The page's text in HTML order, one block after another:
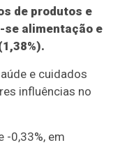
de produtos e
alimentação e
e cuidados
influências no
-0,33%, em